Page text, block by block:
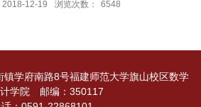
2018-12-19 浏览次数： 6548
镇学府南路8号福建师范大学旗山校区数学
学院 邮编：350117